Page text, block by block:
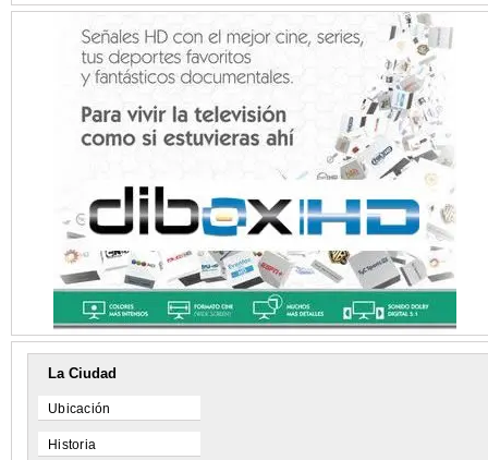
La Ciudad
Ubicación
Historia